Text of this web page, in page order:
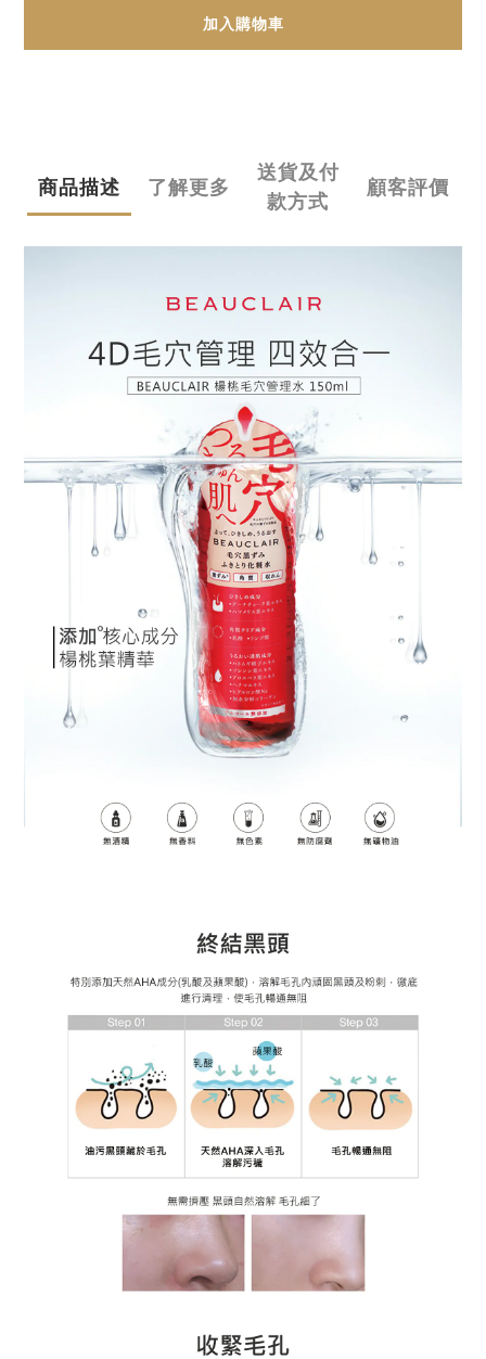
加入購物車
商品描述 了解更多
送貨及付
款方式
顧客評價